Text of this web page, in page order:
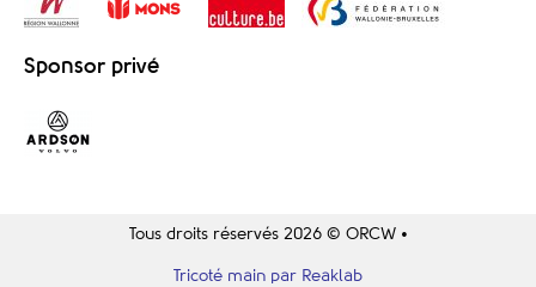
Sponsor privé
Tous droits réservés 2026 © ORCW •
Tricoté main par Reaklab